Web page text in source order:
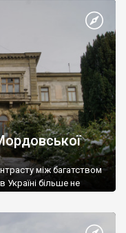
між багатством
Україні більше не